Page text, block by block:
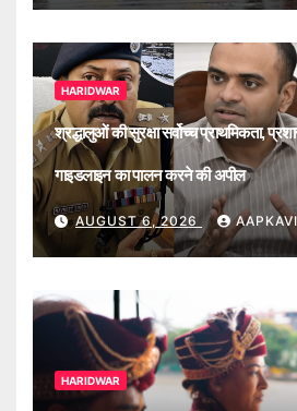
HARIDWAR
श्रद्धालुओं की सुरक्षा सर्वोच्च प्राथमिकता,
गाइडलाइन का पालन करने की अपील
AUGUST 6, 2026
HARIDWAR